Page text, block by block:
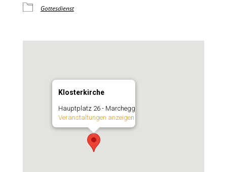
Gottesdienst
Klosterkirche
Hauptplatz 26 - Marchegg
Veranstaltungen anzeigen